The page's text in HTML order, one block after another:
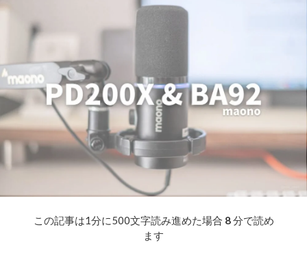
この記事は1分に500文字読み進めた場合 8分で読め
ます